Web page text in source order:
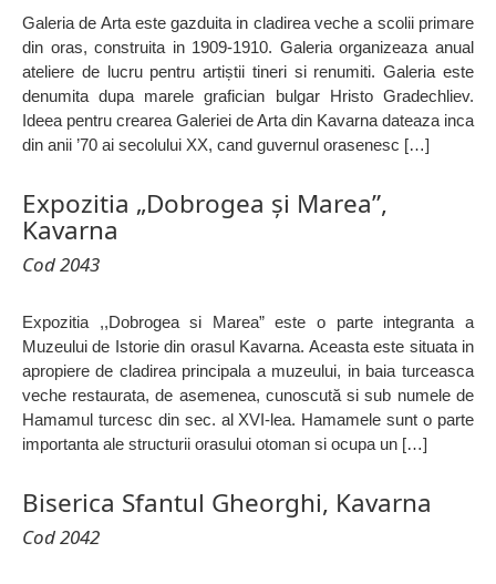
Galeria de Arta este gazduita in cladirea veche a scolii primare
din oras, construita in 1909-1910. Galeria organizeaza anual
ateliere de lucru pentru artiștii tineri si renumiti. Galeria este
denumita dupa marele grafician bulgar Hristo Gradechliev.
Ideea pentru crearea Galeriei de Arta din Kavarna dateaza inca
din anii ’70 ai secolului XX, cand guvernul orasenesc […]
Expozitia „Dobrogea şi Marea”,
Kavarna
Cod 2043
Expozitia ,,Dobrogea si Marea” este o parte integranta a
Muzeului de Istorie din orasul Kavarna. Aceasta este situata in
apropiere de cladirea principala a muzeului, in baia turceasca
veche restaurata, de asemenea, cunoscută si sub numele de
Hamamul turcesc din sec. al XVI-lea. Hamamele sunt o parte
importanta ale structurii orasului otoman si ocupa un […]
Biserica Sfantul Gheorghi, Kavarna
Cod 2042